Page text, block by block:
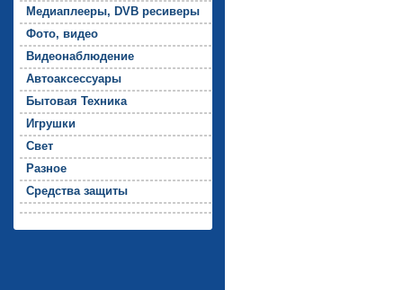
Ме­ди­ап­ле­еры, DVB ре­сиве­ры
Фо­то, ви­део
Ви­де­онаб­лю­дение
Ав­то­ак­сессу­ары
Бы­товая Тех­ни­ка
Иг­рушки
Свет
Раз­ное
Средс­тва за­щиты